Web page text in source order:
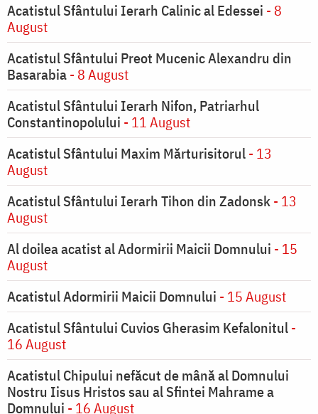
Acatistul Sfântului Ierarh Calinic al Edessei - 8
August
Acatistul Sfântului Preot Mucenic Alexandru din
Basarabia- 8 August
Acatistul Sfântului Ierarh Nifon, Patriarhul
Constantinopolului - 11 August
Acatistul Sfântului Maxim Mărturisitorul- 13
August
Acatistul Sfântului Ierarh Tihon din Zadonsk- 13
August
Al doilea acatist al Adormirii Maicii Domnului - 15
August
Acatistul Adormirii Maicii Domnului - 15 August
Acatistul Sfântului Cuvios Gherasim Kefalonitul-
16 August
Acatistul Chipului nefăcut de mână al Domnului
Nostru Iisus Hristos sau al Sfintei Mahrame a
Domnului - 16 August